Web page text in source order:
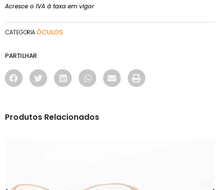
Acresce o IVA à taxa em vigor
CATEGORIA ÓCULOS
PARTILHAR
Produtos Relacionados
AS1126